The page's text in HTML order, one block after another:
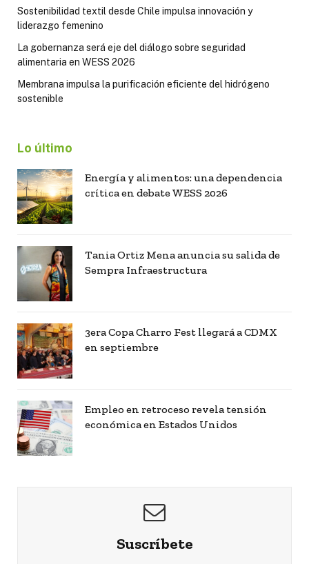
Sostenibilidad textil desde Chile impulsa innovación y
liderazgo femenino
La gobernanza será eje del diálogo sobre seguridad
alimentaria en WESS 2026
Membrana impulsa la purificación eficiente del hidrógeno
sostenible
Lo último
Energía y alimentos: una dependencia
crítica en debate WESS 2026
Tania Ortiz Mena anuncia su salida de
Sempra Infraestructura
3era Copa Charro Fest llegará a CDMX
en septiembre
Empleo en retroceso revela tensión
económica en Estados Unidos
Suscríbete